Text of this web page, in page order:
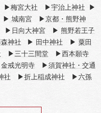
▶ 梅宮大社 ▶ 宇治上神社 ▶
▶ 城南宮▶ 京都・熊野神
▶ 日向大神宮▶ 熊野若王子
神社 ▶ 田中神社 ▶ 粟田
▶ 三十三間堂▶ 西本願寺
金戒光明寺▶ 須賀神社・交通
社 ▶ 折上稲成神社 ▶ 六孫